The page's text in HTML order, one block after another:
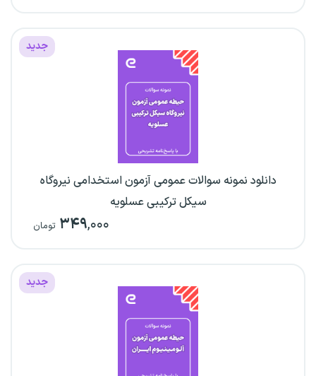
جدید
دانلود نمونه سوالات عمومی آزمون استخدامی نیروگاه
سیکل ترکیبی عسلویه
۳۴۹,۰۰۰ تومان
جدید